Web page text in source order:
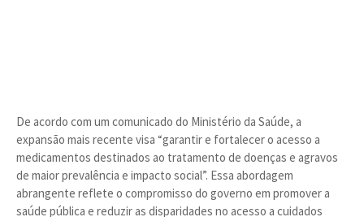
De acordo com um comunicado do Ministério da Saúde, a
expansão mais recente visa “garantir e fortalecer o acesso a
medicamentos destinados ao tratamento de doenças e agravos
de maior prevalência e impacto social”. Essa abordagem
abrangente reflete o compromisso do governo em promover a
saúde pública e reduzir as disparidades no acesso a cuidados